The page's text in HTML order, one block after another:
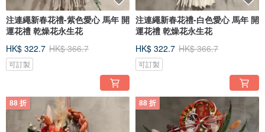
注連繩新春花禮-紫色愛心 馬年 開
運花禮 乾燥花永生花
HK$ 322.7 HK$ 366.7
可訂製
注連繩新春花禮-白色愛心 馬年 開
運花禮 乾燥花永生花
HK$ 322.7 HK$ 366.7
可訂製
88 折 88 折